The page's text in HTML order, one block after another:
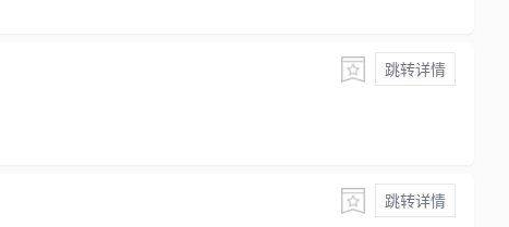
跳转详情
跳转详情